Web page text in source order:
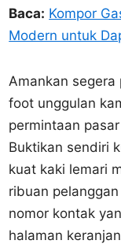
Baca: Kompor
Modern untuk
Amankan
foot unggulan
permintaan
Buktikan sendiri
kuat kaki lemari
ribuan
nomor kontak
halaman